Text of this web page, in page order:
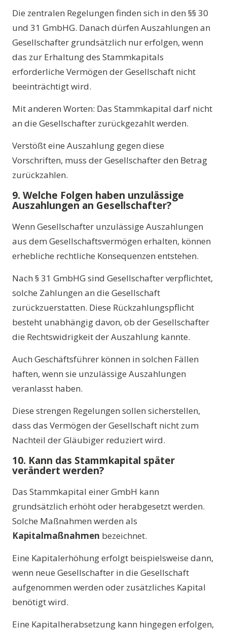
Die zentralen Regelungen finden sich in den §§ 30
und 31 GmbHG. Danach dürfen Auszahlungen an
Gesellschafter grundsätzlich nur erfolgen, wenn
das zur Erhaltung des Stammkapitals
erforderliche Vermögen der Gesellschaft nicht
beeinträchtigt wird.
Mit anderen Worten: Das Stammkapital darf nicht
an die Gesellschafter zurückgezahlt werden.
Verstößt eine Auszahlung gegen diese
Vorschriften, muss der Gesellschafter den Betrag
zurückzahlen.
9. Welche Folgen haben unzulässige
Auszahlungen an Gesellschafter?
Wenn Gesellschafter unzulässige Auszahlungen
aus dem Gesellschaftsvermögen erhalten, können
erhebliche rechtliche Konsequenzen entstehen.
Nach § 31 GmbHG sind Gesellschafter verpflichtet,
solche Zahlungen an die Gesellschaft
zurückzuerstatten. Diese Rückzahlungspflicht
besteht unabhängig davon, ob der Gesellschafter
die Rechtswidrigkeit der Auszahlung kannte.
Auch Geschäftsführer können in solchen Fällen
haften, wenn sie unzulässige Auszahlungen
veranlasst haben.
Diese strengen Regelungen sollen sicherstellen,
dass das Vermögen der Gesellschaft nicht zum
Nachteil der Gläubiger reduziert wird.
10. Kann das Stammkapital später
verändert werden?
Das Stammkapital einer GmbH kann
grundsätzlich erhöht oder herabgesetzt werden.
Solche Maßnahmen werden als
Kapitalmaßnahmen bezeichnet.
Eine Kapitalerhöhung erfolgt beispielsweise dann,
wenn neue Gesellschafter in die Gesellschaft
aufgenommen werden oder zusätzliches Kapital
benötigt wird.
Eine Kapitalherabsetzung kann hingegen erfolgen,